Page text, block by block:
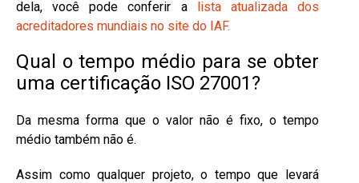
dela, você pode conferir a lista atualizada dos
acreditadores mundiais no site do IAF.
Qual o tempo médio para se obter
uma certificação ISO 27001?
Da mesma forma que o valor não é fixo, o tempo
médio também não é.
Assim como qualquer projeto, o tempo que levará